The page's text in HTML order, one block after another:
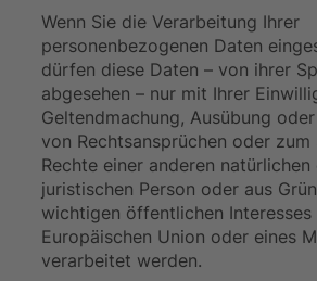
Wenn Sie die Verarbeitung Ihrer
personenbezogenen Daten
dürfen diese Daten – von ihrer
abgesehen – nur mit Ihrer
Geltendmachung, Ausübung
von Rechtsansprüchen oder
Rechte einer anderen natürlichen
juristischen Person oder aus
wichtigen öffentlichen Interesses
Europäischen Union oder eines
verarbeitet werden.